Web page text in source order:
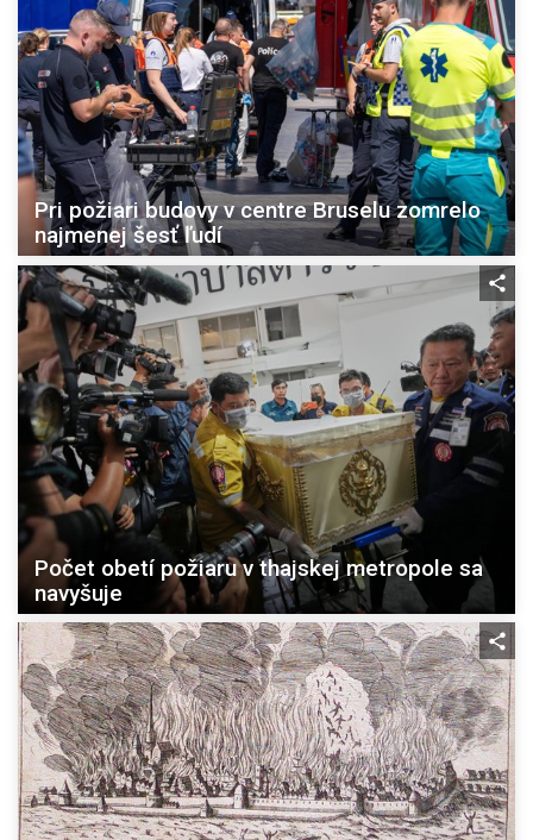
Pri požiari budovy v centre Bruselu zomrelo
najmenej šesť ľudí
Počet obetí požiaru v thajskej metropole sa
navyšuje